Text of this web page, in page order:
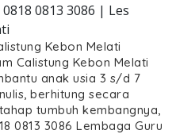
0813 3086 | Les
Kebon Melati
Calistung Kebon Melati
anak usia 3 s/d 7
berhitung secara
tumbuh kembangnya,
0813 3086 Lembaga Guru